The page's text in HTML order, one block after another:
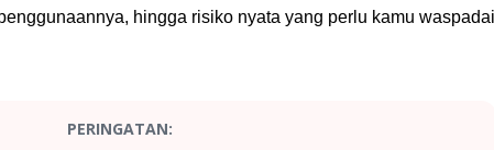
hingga risiko nyata yang perlu kamu waspadai
PERINGATAN: